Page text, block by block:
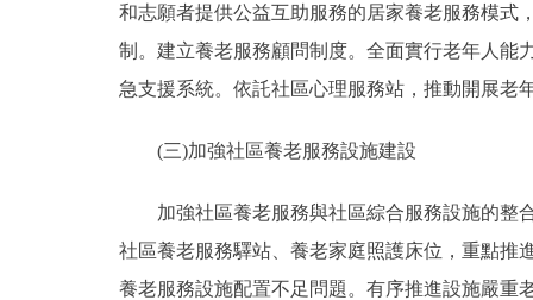
和志願者提供公益互助服務的居家養老服務模式
制。建立養老服務顧問制度。全面實行老年人能
急支援系統。依託社區心理服務站，推動開展老
(三)加強社區養老服務設施建設
加強社區養老服務與社區綜合服務設施的整合
社區養老服務驛站、養老家庭照護床位，重點推
養老服務設施配置不足問題。有序推進設施嚴重